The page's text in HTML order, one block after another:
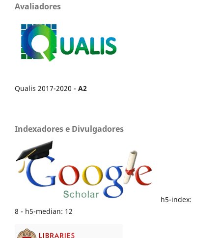
Avaliadores
Qualis 2017-2020 - A2
Indexadores e Divulgadores
h5-index:
8 - h5-median: 12